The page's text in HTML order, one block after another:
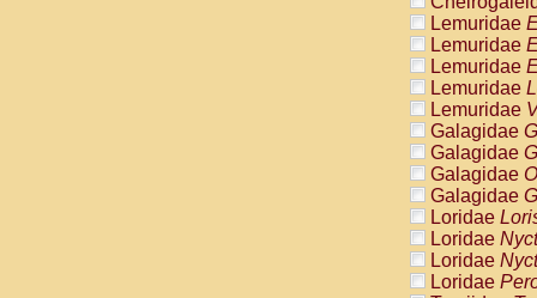
Cebidae
Cebidae
Cebidae
Atelidae
Atelidae
Atelidae
Atelidae
Atelidae
Atelidae
Atelidae
Atelidae
Atelidae
Atelidae
Pitheciidae
Lemuridae
Lemuridae
Lemuridae
Lemuridae
Lemuridae
Galagidae
Galagidae
Galagidae
Galagidae
Loridae
Loridae
Loridae
Loridae